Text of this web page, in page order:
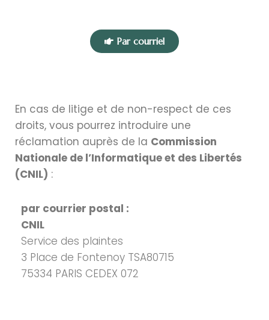
Par courriel
En cas de litige et de non-respect de ces
droits, vous pourrez introduire une
réclamation auprès de la Commission
Nationale de l’Informatique et des Libertés
(CNIL) :
par courrier postal :
CNIL
Service des plaintes
3 Place de Fontenoy TSA80715
75334 PARIS CEDEX 072